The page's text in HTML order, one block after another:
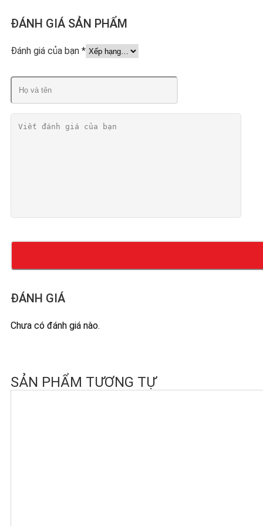
ĐÁNH GIÁ
Chưa có đánh giá nào.
ĐÁNH GIÁ SẢN PHẨM
Đánh giá của bạn *
SẢN PHẨM TƯƠNG TỰ